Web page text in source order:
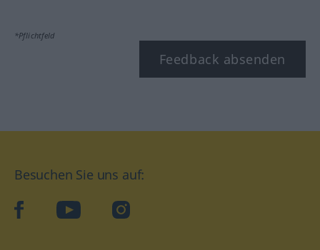
*Pflichtfeld
Feedback absenden
Besuchen Sie uns auf:
facebookYouTube Instagram